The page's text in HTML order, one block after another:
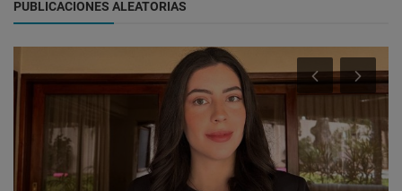
PUBLICACIONES ALEATORIAS